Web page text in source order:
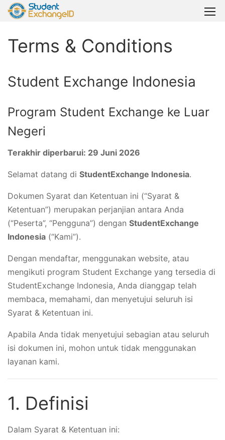
Terms & Conditions
Student Exchange Indonesia
Program Student Exchange ke Luar
Negeri
Terakhir diperbarui: 29 Juni 2026
Selamat datang di StudentExchange Indonesia.
Dokumen Syarat dan Ketentuan ini (“Syarat &
Ketentuan”) merupakan perjanjian antara Anda
(“Peserta”, “Pengguna”) dengan StudentExchange
Indonesia (“Kami”).
Dengan mendaftar, menggunakan website, atau
mengikuti program Student Exchange yang tersedia di
StudentExchange Indonesia, Anda dianggap telah
membaca, memahami, dan menyetujui seluruh isi
Syarat & Ketentuan ini.
Apabila Anda tidak menyetujui sebagian atau seluruh
isi dokumen ini, mohon untuk tidak menggunakan
layanan kami.
1. Definisi
Dalam Syarat & Ketentuan ini: